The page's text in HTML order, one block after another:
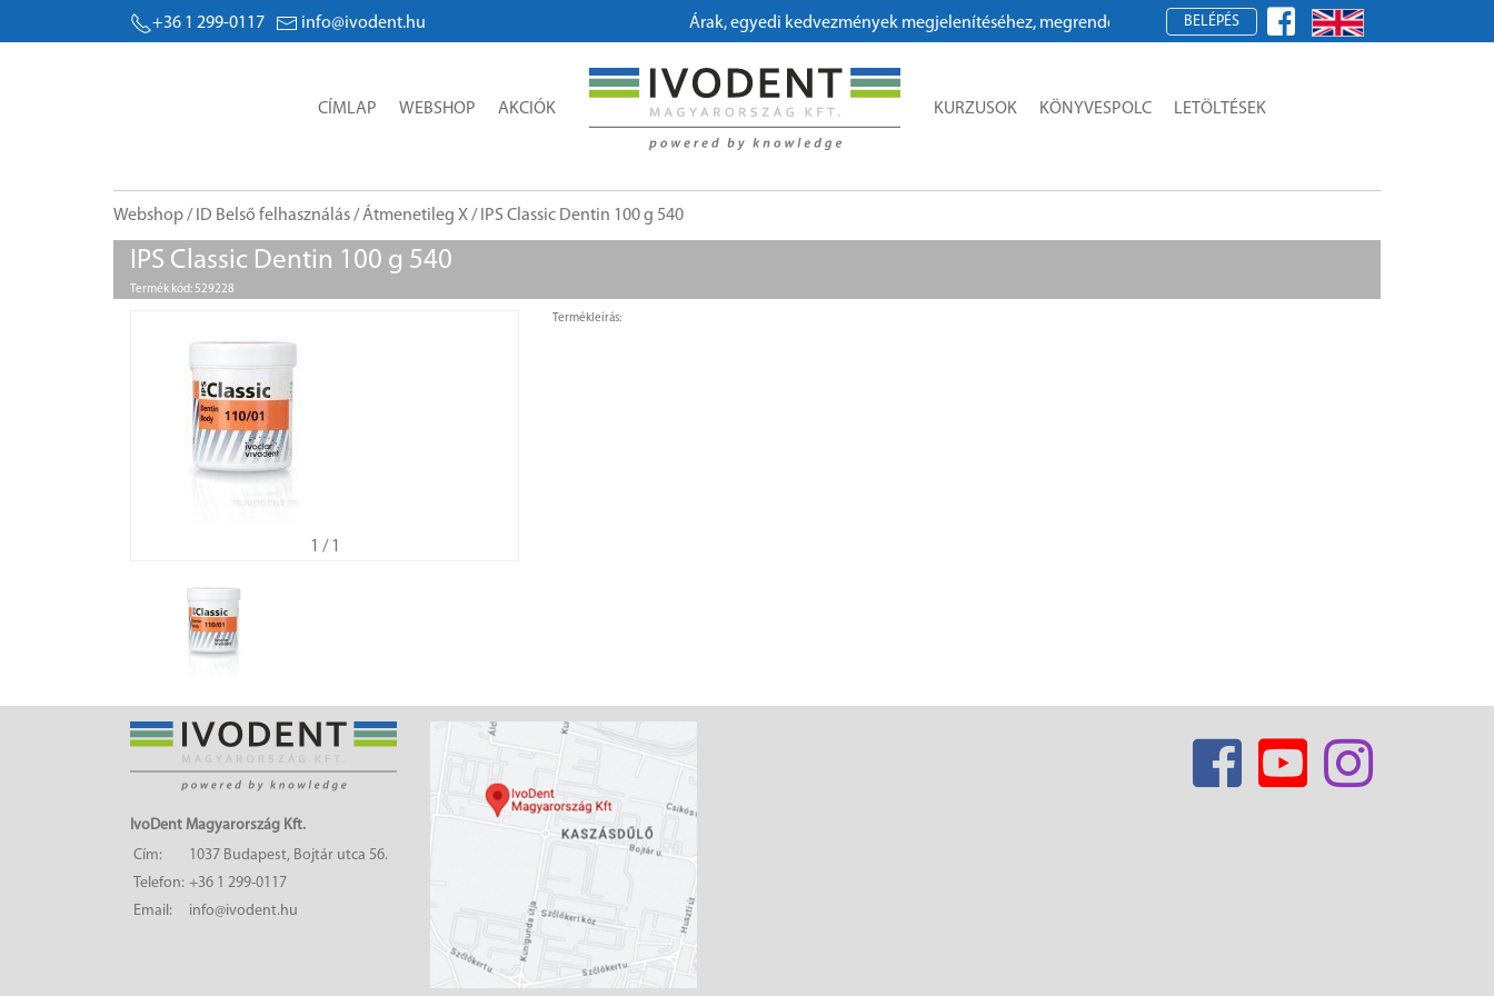
+36 1 299-0117 info@ivodent.hu Árak, egyedi kedvezmények megjelenítéséhez, megrendeléshez kérjük, regisztráljon!
BELÉPÉS
CÍMLAP WEBSHOP AKCIÓK KURZUSOK KÖNYVESPOLC LETÖLTÉSEK
Webshop/ ID Belső felhasználás/Átmenetileg X/ IPS Classic Dentin 100 g 540
IPS Classic Dentin 100 g 540
Termék kód: 529228
1 / 1
Termékleírás:
IvoDent Magyarország Kft.
Cím:
1037 Budapest, Bojtár utca 56.
Telefon: +36 1 299-0117
Email:
info@ivodent.hu